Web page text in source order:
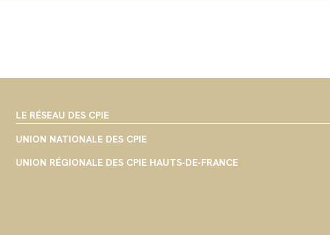
LE RÉSEAU DES CPIE
UNION NATIONALE DES CPIE
UNION RÉGIONALE DES CPIE HAUTS-DE-FRANCE